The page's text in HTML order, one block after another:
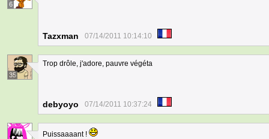
6
Tazxman 07/14/2011 10:14:10
35
Trop drôle, j'adore, pauvre végéta
debyoyo 07/14/2011 10:37:24
Puissaaaant !